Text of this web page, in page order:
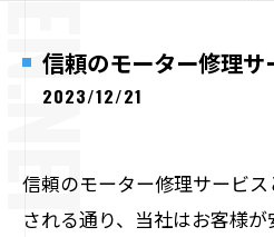
信頼のモーター修理サ
2023/12/21
信頼のモーター修理サービ
される通り、当社はお客様